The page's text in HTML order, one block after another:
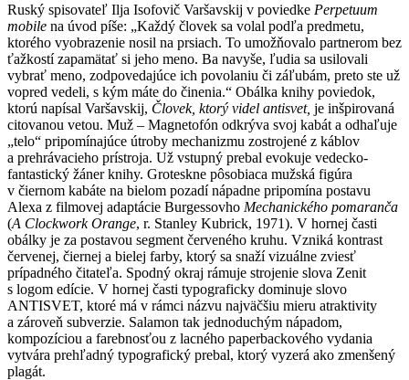
Ruský spisovateľ Ilja Isofovič Varšavskij v poviedke Perpetuum
mobile na úvod píše: „Každý človek sa volal podľa predmetu,
ktorého vyobrazenie nosil na prsiach. To umožňovalo partnerom bez
ťažkostí zapamätať si jeho meno. Ba navyše, ľudia sa usilovali
vybrať meno, zodpovedajúce ich povolaniu či záľubám, preto ste už
vopred vedeli, s kým máte do činenia.“ Obálka knihy poviedok,
ktorú napísal Varšavskij, Človek, ktorý videl antisvet, je inšpirovaná
citovanou vetou. Muž – Magnetofón odkrýva svoj kabát a odhaľuje
„telo“ pripomínajúce útroby mechanizmu zostrojené z káblov
a prehrávacieho prístroja. Už vstupný prebal evokuje vedecko-
fantastický žáner knihy. Groteskne pôsobiaca mužská figúra
v čiernom kabáte na bielom pozadí nápadne pripomína postavu
Alexa z filmovej adaptácie Burgessovho Mechanického pomaranča
(A Clockwork Orange, r. Stanley Kubrick, 1971). V hornej časti
obálky je za postavou segment červeného kruhu. Vzniká kontrast
červenej, čiernej a bielej farby, ktorý sa snaží vizuálne zviesť
prípadného čitateľa. Spodný okraj rámuje strojenie slova Zenit
s logom edície. V hornej časti typograficky dominuje slovo
ANTISVET, ktoré má v rámci názvu najväčšiu mieru atraktivity
a zároveň subverzie. Salamon tak jednoduchým nápadom,
kompozíciou a farebnosťou z lacného paperbackového vydania
vytvára prehľadný typografický prebal, ktorý vyzerá ako zmenšený
plagát.